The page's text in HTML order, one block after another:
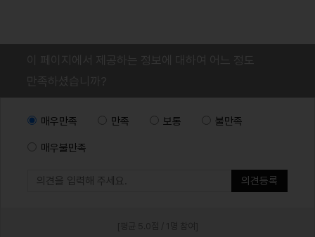
이 페이지에서 제공하는 정보에 대하여 어느 정도
만족하셨습니까?
매우만족 만족 보통 불만족
매우불만족
의견등록